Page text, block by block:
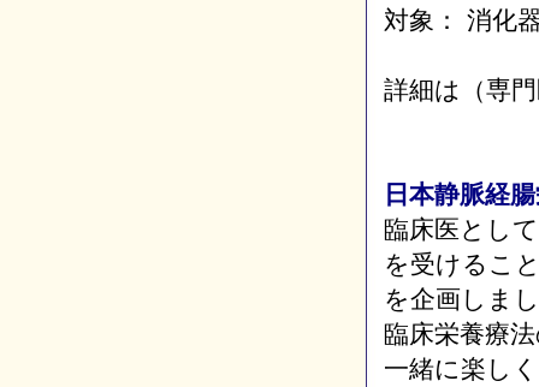
対象： 消化
詳細は（専
日本静脈経
臨床医とし
を受けるこ
を企画しま
臨床栄養療
一緒に楽し